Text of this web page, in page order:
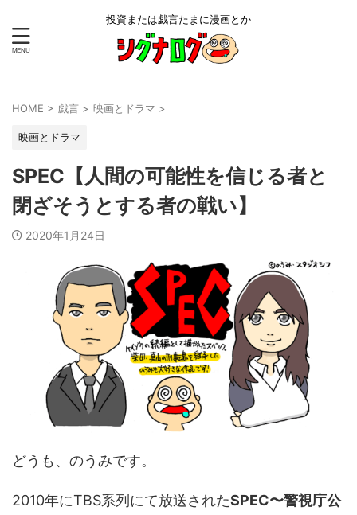
投資または戯言たまに漫画とか
HOME > 戯言 > 映画とドラマ >
映画とドラマ
SPEC【人間の可能性を信じる者と
閉ざそうとする者の戦い】
2020年1月24日
どうも、のうみです。
2010年にTBS系列にて放送されたSPEC〜警視庁公